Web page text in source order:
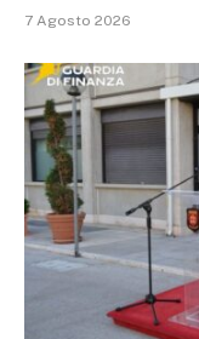
7 Agosto 2026